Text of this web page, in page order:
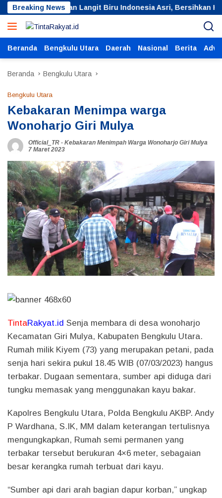
Langsung
ke
konten
Breaking News
Gerakan Langit Biru Indonesia Asri, Bersihkan Hutan
Beranda Bengkulu Utara Daerah Nasional Berita
Beranda Bengkulu Utara
Bengkulu Utara
Kebakaran Menimpa warga
Wonoharjo Giri Mulya
Official_TR - Kebakaran Menimpah Warga Wonoharjo Giri Mulya
7 Maret 2023
TintaRakyat.id Senja membara di desa wonoharjo
Kecamatan Giri Mulya, Kabupaten Bengkulu Utara.
Rumah milik Kiyem (73) yang merupakan petani, pada
senja hari sekira pukul 18.45 WIB (07/03/2023) hangus
terbakar. Dugaan sementara, sumber api diduga dari
tungku memasak yang menggunakan kayu bakar.
Kapolres Bengkulu Utara, Polda Bengkulu AKBP. Andy
P Wardhana, S.IK, MM dalam keterangan tertulisnya
mengungkapkan, Rumah semi permanen yang
terbakar tersebut berukuran 4×6 meter, sebagaian
besar kerangka rumah terbuat dari kayu.
“Sumber api dari arah bagian dapur korban,” ungkap